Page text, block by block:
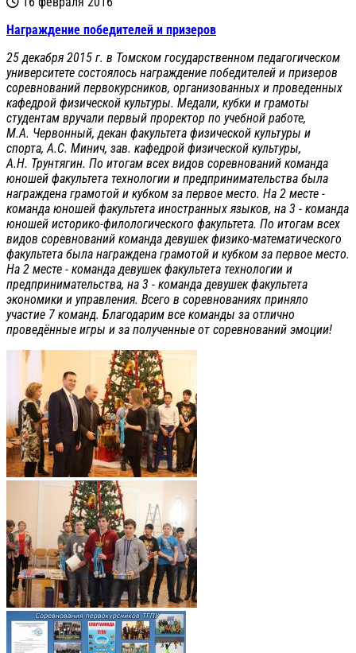
Награждение победителей и призеров
25 декабря 2015 г. в Томском государственном педагогическом
университете состоялось награждение победителей и призеров
соревнований первокурсников, организованных и проведенных
кафедрой физической культуры. Медали, кубки и грамоты
студентам вручали первый проректор по учебной работе,
М.А. Червонный, декан факультета физической культуры и
спорта, А.С. Минич, зав. кафедрой физической культуры,
А.Н. Трунтягин. По итогам всех видов соревнований команда
юношей факультета технологии и предпринимательства была
награждена грамотой и кубком за первое место. На 2 месте -
команда юношей факультета иностранных языков, на 3 - команда
юношей историко-филологического факультета. По итогам всех
видов соревнований команда девушек физико-математического
факультета была награждена грамотой и кубком за первое место.
На 2 месте - команда девушек факультета технологии и
предпринимательства, на 3 - команда девушек факультета
экономики и управления. Всего в соревнованиях приняло
участие 7 команд. Благодарим все команды за отлично
проведённые игры и за полученные от соревнований эмоции!